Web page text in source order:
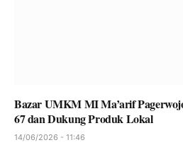
Bazar UMKM MI Ma’arif
67 dan Dukung Produk Lokal
14/06/2026 - 11:46